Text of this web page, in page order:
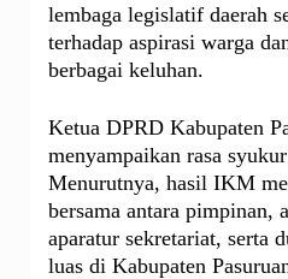
lembaga legislatif daerah
terhadap aspirasi warga
berbagai keluhan.
Ketua DPRD Kabupaten
menyampaikan rasa
Menurutnya, hasil IKM
bersama antara pimpinan,
aparatur sekretariat, serta
luas di Kabupaten